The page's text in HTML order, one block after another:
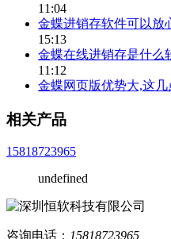
11:04
金蝶进销存软件可以放
15:13
金蝶在线进销存是什么
11:12
金蝶网页版优势大,这几
相关产品
15818723965
undefined
咨询电话： 15818723965